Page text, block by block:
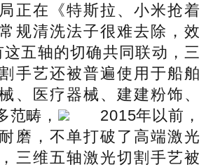
正在《特斯拉、小米抢着
规清洗法子很难去除，效
五轴的切确共同联动，三
手艺还被普遍使用于船舶
、医疗器械、建建粉饰、
范畴，
2015年以前，
磨，不单打破了高端激光
三维五轴激光切割手艺被